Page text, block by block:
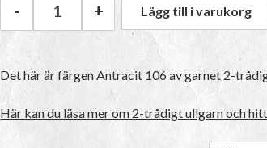
Kampes 2-trådigt ullgarn | 106
- + Lägg till i varukorg
Det här är färgen Antracit 106av garnet 2-
Här kan du läsa mer om 2-trådigt ullgarn och